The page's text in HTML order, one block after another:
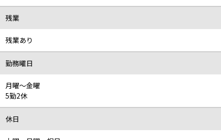
残業
残業あり
勤務曜日
月曜～金曜
5勤2休
休日